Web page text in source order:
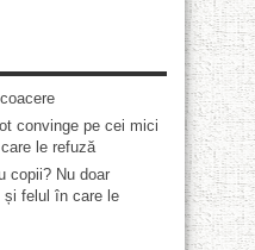
convinge pe cei mici
le refuză
copii? Nu doar
și felul în care le